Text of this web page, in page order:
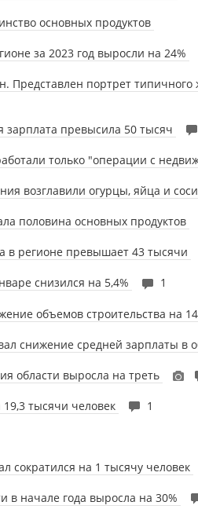
основных продуктов
за 2023 год выросли на 24%
Представлен портрет типичного
зарплата превысила 50 тысяч
только "операции с
возглавили огурцы, яйца и
половина основных продуктов
в регионе превышает 43 тысячи
снизился на 5,4% 1
объемов строительства на
снижение средней зарплаты в
области выросла на треть
тысячи человек 1
сократился на 1 тысячу человек
в начале года выросла на 30%